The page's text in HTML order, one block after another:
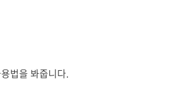
법을 봐줍니다.